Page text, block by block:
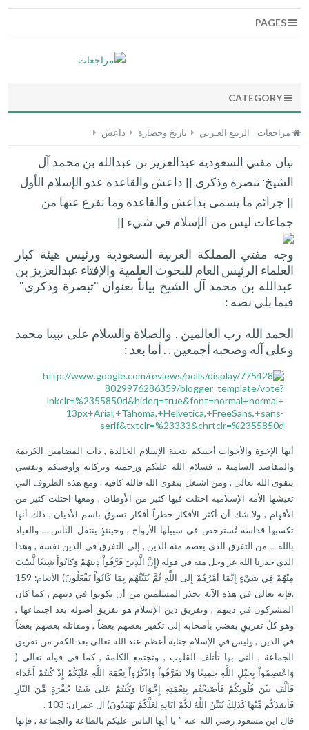
CATEGORY
مراجعات الربيع العـربي تاريخ وحضارة داعش
بيان مفتي السعودية عبدالعزيز بن عبدالله بن محمد آل
الشيخ: تبصرة وذكرى || داعش والقاعدة عدو الإسلام الأول
|| جرائم ما يسمى بداعش والقاعدة وما تفرع عنها من
جماعات ليس من الإسلام في شيء ||
وجه مفتي المملكة العربية السعودية ورئيس هيئة كبار
العلماء الرئيس العام للبحوث العلمية والإفتاء عبدالعزيز بن
عبدالله بن محمد آل الشيخ بياناً بعنوان "تبصرة وذكرى"
فيما يلي نصه :
الحمد الله رب العالمين , والصلاة والسلام على نبينا محمد
وعلى آله وصحبه أجمعين . . أما بعد :
أيها الإخوة والأخوات أحييكم بتحية الإسلام الخالدة , ذات المضامين الكريمة
والمقاصد السامية .. فسلام الله عليكم ورحمته وبركاته وأوصيكم ونفسي
بتقوى الله تعالى , ومن اشتغل بتقوى الله فالله كافيه . ومع هذه الظروف التي
تعيشها الأمة الإسلامية اختلت فيها كثير من الأوطان , ومعها اختلت كثير من
الأفهام , ولا شك أن أكثر الأفكار خطراً أفكار تسوق باسم الأديان , ذلك أنها
تكسبها قداسة تُسترخص في سبيلها الأرواح , وحينئذٍ ينتقل الناس ــ والعياذ
بالله ــ من التفرق الذي يعصم منه الدين , إلى التفرق في الدين نفسه , وهذا
الذي حذرنا الله عز وجل منه في قوله (إِنَّ الَّذِينَ فَرَّقُواْ دِينَهُمْ وَكَانُواْ شِيَعًا لَّسْتَ
مِنْهُمْ فِي شَيْءٍ إِنَّمَا أَمْرُهُمْ إِلَى اللَّهِ ثُمَّ يُنَبِّئُهُم بِمَا كَانُواْ يَفْعَلُونَ) الأنعام: 159
.فإنه تعالى في هذه الآية يحذر المسلمين من أن يكونوا في دينهم , كما كان
المشركون في دينهم , وتفريق دين الإسلام هو تفريق أصوله بعد اجتماعها ,
وهو كلّ تفريقٍ يفضي بأصحابه إلى تكفير بعضهم بعضاً , ومقاتلة بعضهم بعضاً
في الدين , وليس في الإسلام جناية أعظم عند الله تعالى بعد الكفر من تفريق
الجماعة , التي بها تأتلف القلوب , وتجتمع الكلمة , كما في قوله تعالى (
وَاعْتَصِمُواْ بِحَبْلِ اللَّهِ جَمِيعًا وَلاَ تَفَرَّقُواْ وَاذْكُرُواْ نِعْمَةَ اللَّهِ عَلَيْكُمْ إِذْ كُنتُمْ أَعْدَاء
فَأَلَّفَ بَيْنَ قُلُوبِكُمْ فَأَصْبَحْتُم بِنِعْمَتِهِ إِخْوَانًا وَكُنتُمْ عَلَىَ شَفَا حُفْرَةٍ مِّنَ النَّارِ
فَأَنقَذَكُم مِّنْهَا كَذَلِكَ يُبَيِّنُ اللَّهُ لَكُمْ آيَاتِهِ لَعَلَّكُمْ تَهْتَدُونَ) آل عمران: 103 .
قال ابن مسعود رضي الله عنه ” يا أيها الناس عليكم بالطاعة والجماعة , فإنها